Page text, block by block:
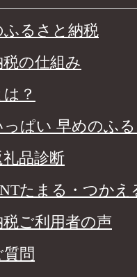
るさと納税
の仕組み
？
っぱい 早めのふ
品診断
たまる・つかえ
ご利用者の声
問